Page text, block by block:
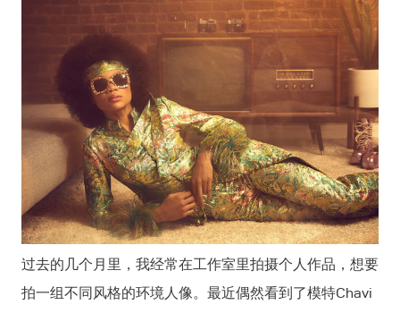
过去的几个月里，我经常在工作室里拍摄个人作品，想要
拍一组不同风格的环境人像。最近偶然看到了模特Chavi